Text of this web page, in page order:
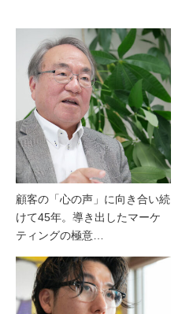
顧客の「心の声」に向き合い続
けて45年。導き出したマーケ
ティングの極意…